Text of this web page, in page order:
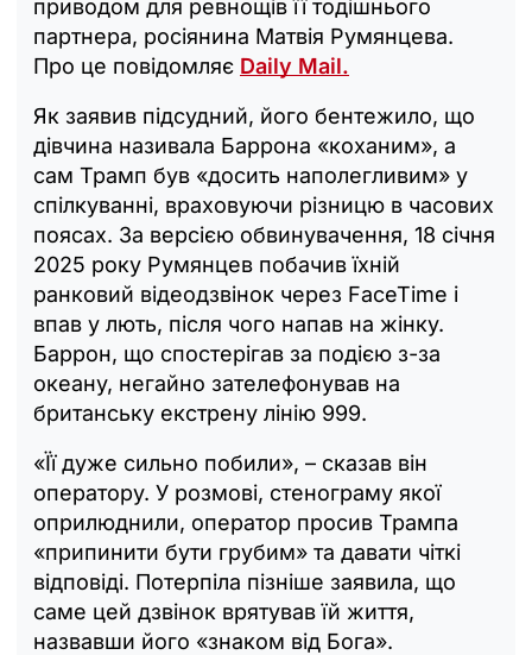
приводом для ревнощів її тодішнього
партнера, росіянина Матвія Румянцева.
Про це повідомляє Daily Mail.
Як заявив підсудний, його бентежило, що
дівчина називала Баррона «коханим», а
сам Трамп був «досить наполегливим» у
спілкуванні, враховуючи різницю в часових
поясах. За версією обвинувачення, 18 січня
2025 року Румянцев побачив їхній
ранковий відеодзвінок через FaceTime і
впав у лють, після чого напав на жінку.
Баррон, що спостерігав за подією з-за
океану, негайно зателефонував на
британську екстрену лінію 999.
«Її дуже сильно побили», – сказав він
оператору. У розмові, стенограму якої
оприлюднили, оператор просив Трампа
«припинити бути грубим» та давати чіткі
відповіді. Потерпіла пізніше заявила, що
саме цей дзвінок врятував їй життя,
назвавши його «знаком від Бога».